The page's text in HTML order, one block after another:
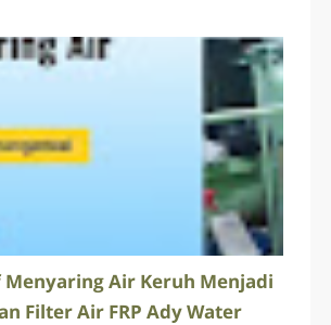
Menyaring Air Keruh Menjadi
Filter Air FRP Ady Water